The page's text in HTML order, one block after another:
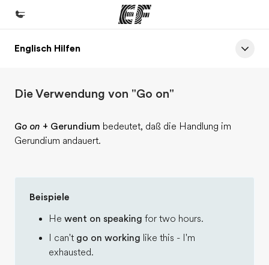
Home
Programme
Büros
Teil des Teams werden
Englisch Hilfen
Die Verwendung von "Go on"
Go on + Gerundium bedeutet, daß die Handlung im
Gerundium andauert.
Beispiele
He went on speaking for two hours.
I can't go on working like this - I'm
exhausted.